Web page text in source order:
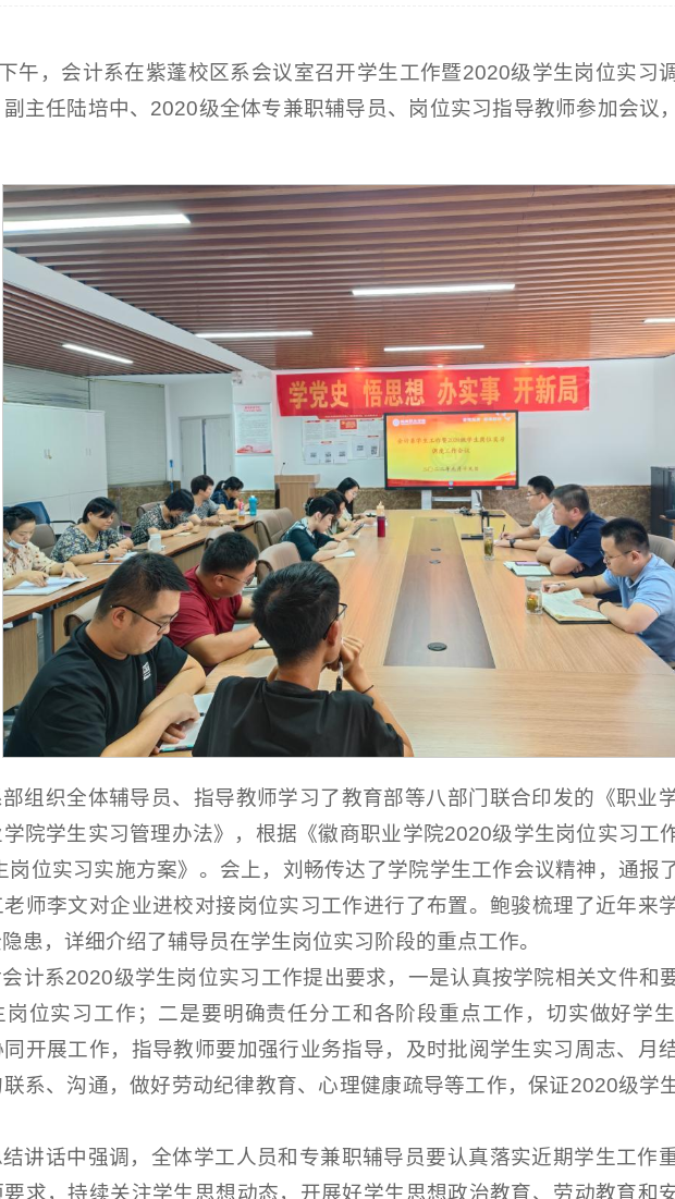
午，会计系在紫蓬校区系会议室召开学生工作暨2020级学生岗位实习
主任陆培中、2020级全体专兼职辅导员、岗位实习指导教师参加会议
组织全体辅导员、指导教师学习了教育部等八部门联合印发的《职业
院学生实习管理办法》，根据《徽商职业学院2020级学生岗位实习工
岗位实习实施方案》。会上，刘畅传达了学院学生工作会议精神，通报
师李文对企业进校对接岗位实习工作进行了布置。鲍骏梳理了近年来
患，详细介绍了辅导员在学生岗位实习阶段的重点工作。
计系2020级学生岗位实习工作提出要求，一是认真按学院相关文件和
岗位实习工作；二是要明确责任分工和各阶段重点工作，切实做好学
开展工作，指导教师要加强行业务指导，及时批阅学生实习周志、月
系、沟通，做好劳动纪律教育、心理健康疏导等工作，保证2020级学
讲话中强调，全体学工人员和专兼职辅导员要认真落实近期学生工作
求，持续关注学生思想动态，开展好学生思想政治教育、劳动教育和